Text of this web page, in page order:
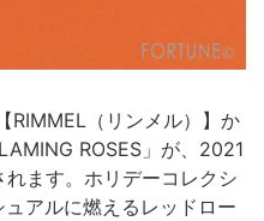
RIMMEL（リンメル）】か
ROSES」が、2021
ます。ホリデーコレクシ
アルに燃えるレッドロー